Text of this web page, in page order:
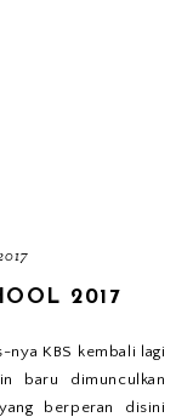
2017
KBS kembali lagi
baru dimunculkan
berperan disini